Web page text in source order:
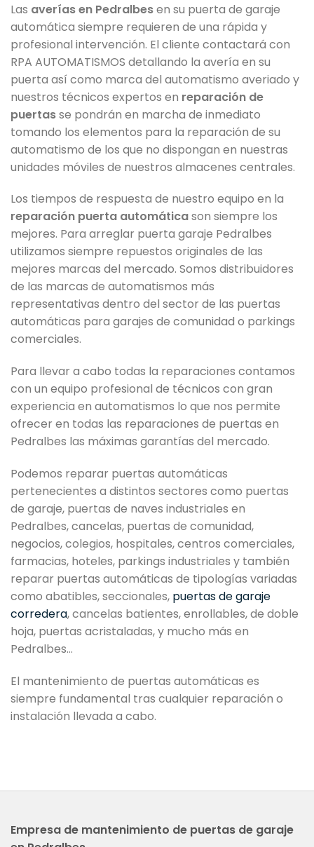
Las averías en Pedralbesen su puerta de garaje
automática siempre requieren de una rápida y
profesional intervención. El cliente contactará con
RPA AUTOMATISMOS detallando la avería en su
puerta así como marca del automatismo averiado y
nuestros técnicos expertos en reparación de
puertasse pondrán en marcha de inmediato
tomando los elementos para la reparación de su
automatismo de los que no dispongan en nuestras
unidades móviles de nuestros almacenes centrales.
Los tiempos de respuesta de nuestro equipo en la
reparación puerta automáticason siempre los
mejores. Para arreglar puerta garaje Pedralbes
utilizamos siempre repuestos originales de las
mejores marcas del mercado. Somos distribuidores
de las marcas de automatismos más
representativas dentro del sector de las puertas
automáticas para garajes de comunidad o parkings
comerciales.
Para llevar a cabo todas la reparaciones contamos
con un equipo profesional de técnicos con gran
experiencia en automatismos lo que nos permite
ofrecer en todas las reparaciones de puertas en
Pedralbes las máximas garantías del mercado.
Podemos reparar puertas automáticas
pertenecientes a distintos sectores como puertas
de garaje, puertas de naves industriales en
Pedralbes, cancelas, puertas de comunidad,
negocios, colegios, hospitales, centros comerciales,
farmacias, hoteles, parkings industriales y también
reparar puertas automáticas de tipologías variadas
como abatibles, seccionales, puertas de garaje
corredera, cancelas batientes, enrollables, de doble
hoja, puertas acristaladas, y mucho más en
Pedralbes…
El mantenimiento de puertas automáticas es
siempre fundamental tras cualquier reparación o
instalación llevada a cabo.
Empresa de mantenimiento de puertas de garaje